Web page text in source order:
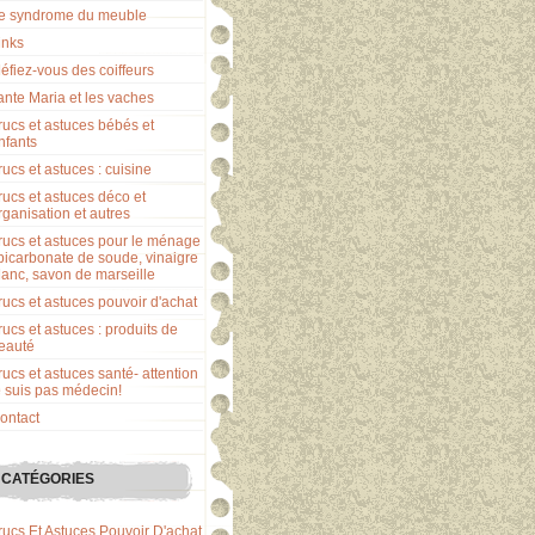
syndrome du meuble
vous des coiffeurs
Maria et les vaches
et astuces bébés et
et astuces : cuisine
et astuces déco et
et autres
et astuces pour le ménage
de soude, vinaigre
savon de marseille
et astuces pouvoir d'achat
et astuces : produits de
et astuces santé- attention
suis pas médecin!
CATÉGORIES
Et Astuces Pouvoir D'achat